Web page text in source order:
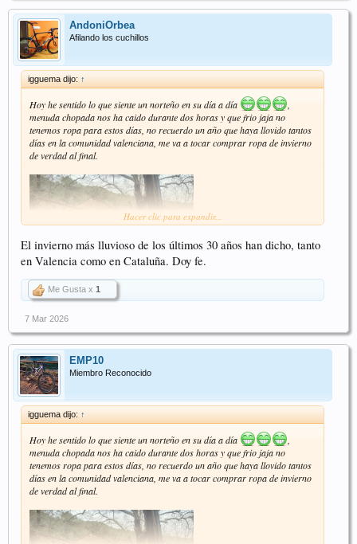
AndoniOrbea
Afilando los cuchillos
igguema dijo: ↑
Hoy he sentido lo que siente un norteño en su día a día
,
menuda chopada nos ha caido durante dos horas y que frio jaja no
tenemos ropa para estos días, no recuerdo un año que haya llovido tantos
días en la comunidad valenciana, me va a tocar comprar ropa de invierno
de verdad al final.
Hacer clic para expandir...
El invierno más lluvioso de los últimos 30 años han dicho, tanto
en Valencia como en Cataluña. Doy fe.
Me Gusta x 1
7 Mar 2026
EMP10
Miembro Reconocido
igguema dijo: ↑
Hoy he sentido lo que siente un norteño en su día a día
menuda chopada nos ha caido durante dos horas y que frio jaja no
tenemos ropa para estos días, no recuerdo un año que haya llovido tantos
días en la comunidad valenciana, me va a tocar comprar ropa de invierno
de verdad al final.